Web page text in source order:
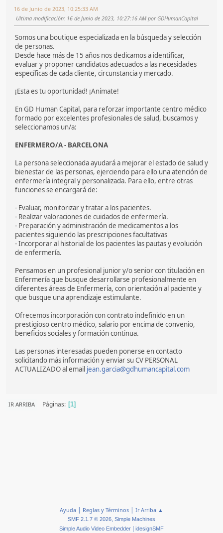
16 de Junio de 2023, 10:25:33 AM
Ultima modificación: 16 de Junio de 2023, 10:27:16 AM por GDHumanCapital
Somos una boutique especializada en la búsqueda y selección
de personas.
Desde hace más de 15 años nos dedicamos a identificar,
evaluar y proponer candidatos adecuados a las necesidades
específicas de cada cliente, circunstancia y mercado.
¡Esta es tu oportunidad! ¡Anímate!
En GD Human Capital, para reforzar importante centro médico
formado por excelentes profesionales de salud, buscamos y
seleccionamos un/a:
ENFERMERO/A - BARCELONA
La persona seleccionada ayudará a mejorar el estado de salud y
bienestar de las personas, ejerciendo para ello una atención de
enfermería integral y personalizada. Para ello, entre otras
funciones se encargará de:
- Evaluar, monitorizar y tratar a los pacientes.
- Realizar valoraciones de cuidados de enfermería.
- Preparación y administración de medicamentos a los
pacientes siguiendo las prescripciones facultativas
- Incorporar al historial de los pacientes las pautas y evolución
de enfermería.
Pensamos en un profesional junior y/o senior con titulación en
Enfermería que busque desarrollarse profesionalmente en
diferentes áreas de Enfermería, con orientación al paciente y
que busque una aprendizaje estimulante.
Ofrecemos incorporación con contrato indefinido en un
prestigioso centro médico, salario por encima de convenio,
beneficios sociales y formación continua.
Las personas interesadas pueden ponerse en contacto
solicitando más información y enviar su CV PERSONAL
ACTUALIZADO al email jean.garcia@gdhumancapital.com
IR ARRIBA Páginas 1
Ayuda | Reglas y Términos | Ir Arriba ▲
SMF 2.1.7 © 2026, Simple Machines
Simple Audio Video Embedder
idesignSMF